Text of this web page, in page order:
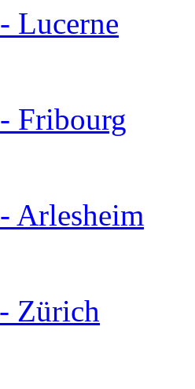
Lucerne
Fribourg
Arlesheim
Zürich